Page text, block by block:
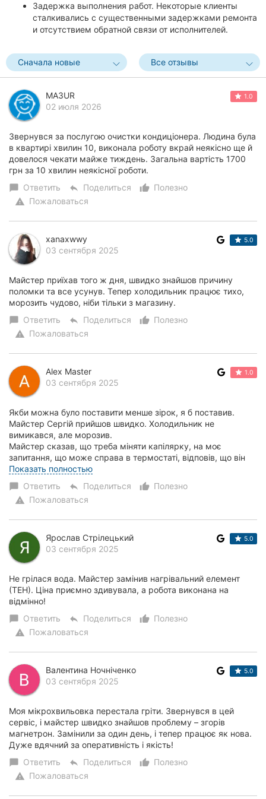
Задержка выполнения работ. Некоторые клиенты
сталкивались с существенными задержками ремонта
и отсутствием обратной связи от исполнителей.
Сначала новые Все отзывы
MA3UR
02 июля 2026
1.0
Звернувся за послугою очистки кондиціонера. Людина була
в квартирі хвилин 10, виконала роботу вкрай неякісно ще й
довелося чекати майже тиждень. Загальна вартість 1700
грн за 10 хвилин неякісної роботи.
chat_bubble Ответить reply Поделиться thumb_up_alt
Полезно
warning Пожаловаться
xanaxwwy
03 сентября 2025
5.0
Майстер приїхав того ж дня, швидко знайшов причину
поломки та все усунув. Тепер холодильник працює тихо,
морозить чудово, ніби тільки з магазину.
chat_bubble Ответить reply Поделиться thumb_up_alt
Полезно
warning Пожаловаться
Alex Мaster
03 сентября 2025
1.0
Якби можна було поставити менше зірок, я б поставив.
Майстер Сергій прийшов швидко. Холодильник не
вимикався, але морозив.
Майстер сказав, що треба міняти капілярку, на моє
запитання, що може справа в термостаті, відповів, що він
майстер і знає в чом...
Показать полностью
chat_bubble Ответить reply Поделиться thumb_up_alt
Полезно
warning Пожаловаться
Ярослав Стрілецький
03 сентября 2025
5.0
Не грілася вода. Майстер замінив нагрівальний елемент
(ТЕН). Ціна приємно здивувала, а робота виконана на
відмінно!
chat_bubble Ответить reply Поделиться thumb_up_alt
Полезно
warning Пожаловаться
Валентина Ночніченко
03 сентября 2025
5.0
Моя мікрохвильовка перестала гріти. Звернувся в цей
сервіс, і майстер швидко знайшов проблему – згорів
магнетрон. Замінили за один день, і тепер працює як нова.
Дуже вдячний за оперативність і якість!
chat_bubble Ответить reply Поделиться thumb_up_alt
Полезно
warning Пожаловаться